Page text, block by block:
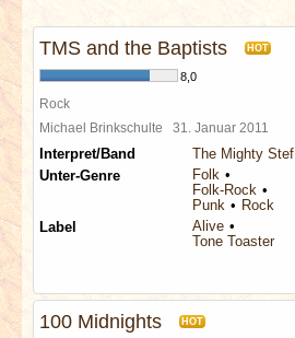
SPECIALS
REDAKTION
LINKS
TMS and the Baptists HOT
8,0
Rock
Michael Brinkschulte 31. Januar 2011
Interpret/Band
The Mighty Stef
Unter-Genre
Folk
Folk-Rock
Punk
Rock
Label
Alive
Tone Toaster
100 Midnights HOT